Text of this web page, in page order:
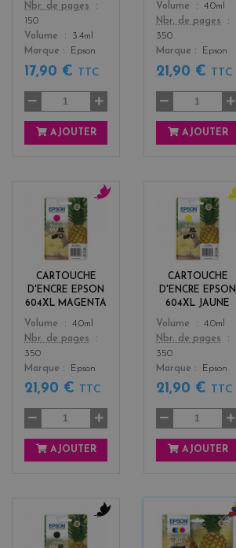
Color
Nbr. de pages
150
Volume
3.4ml
Marque
Epson
17,90 € TTC
AJOUTER
Color
Volume
4.0ml
Nbr. de pages
350
Marque
Epson
21,90 € TTC
AJOUTER
CARTOUCHE
D'ENCRE EPSON
604XL MAGENTA
Color
n
t
a
Volume
4.0ml
Nbr. de pages
350
Marque
Epson
21,90 € TTC
AJOUTER
CARTOUCHE
D'ENCRE EPSON
604XL JAUNE
Color
o
w
Volume
4.0ml
Nbr. de pages
350
Marque
Epson
21,90 € TTC
AJOUTER
b
l